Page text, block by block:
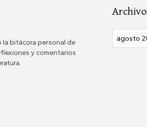
la bitácora personal de
y comentarios
Archivo